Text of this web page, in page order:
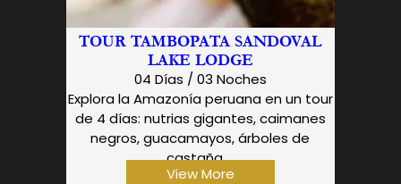
TOUR TAMBOPATA SANDOVAL
LAKE LODGE
04 Días / 03 Noches
Explora la Amazonía peruana en un tour
de 4 días: nutrias gigantes, caimanes
negros, guacamayos, árboles de
castaña,...
View More